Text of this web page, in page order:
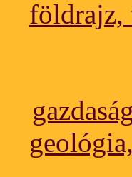
földrajz,